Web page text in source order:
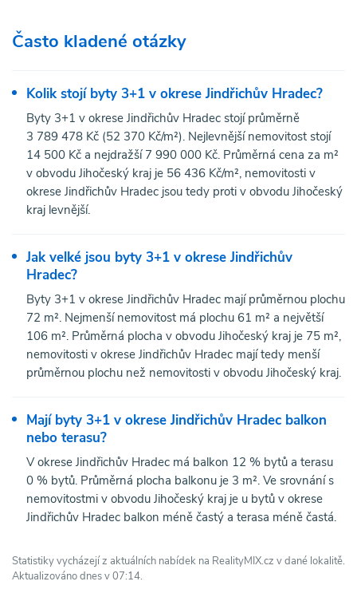
Často kladené otázky
Kolik stojí byty 3+1 v okrese Jindřichův Hradec?
Byty 3+1 v okrese Jindřichův Hradec stojí průměrně
3 789 478 Kč (52 370 Kč/m²). Nejlevnější nemovitost stojí
14 500 Kč a nejdražší 7 990 000 Kč. Průměrná cena za m²
v obvodu Jihočeský kraj je 56 436 Kč/m², nemovitosti v
okrese Jindřichův Hradec jsou tedy proti v obvodu Jihočeský
kraj levnější.
Jak velké jsou byty 3+1 v okrese Jindřichův
Hradec?
Byty 3+1 v okrese Jindřichův Hradec mají průměrnou plochu
72 m². Nejmenší nemovitost má plochu 61 m² a největší
106 m². Průměrná plocha v obvodu Jihočeský kraj je 75 m²,
nemovitosti v okrese Jindřichův Hradec mají tedy menší
průměrnou plochu než nemovitosti v obvodu Jihočeský kraj.
Mají byty 3+1 v okrese Jindřichův Hradec balkon
nebo terasu?
V okrese Jindřichův Hradec má balkon 12 % bytů a terasu
0 % bytů. Průměrná plocha balkonu je 3 m². Ve srovnání s
nemovitostmi v obvodu Jihočeský kraj je u bytů v okrese
Jindřichův Hradec balkon méně častý a terasa méně častá.
Statistiky vycházejí z aktuálních nabídek na RealityMIX.cz v dané lokalitě.
Aktualizováno dnes v 07:14.